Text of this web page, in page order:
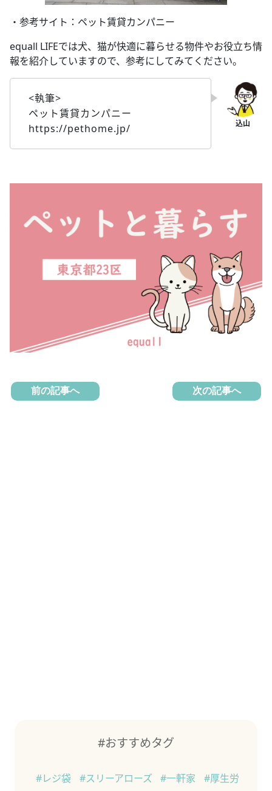
・参考サイト：ペット賃貸カンパニー
equall LIFEでは犬、猫が快適に暮らせる物件やお役立ち情
報を紹介していますので、参考にしてみてください。
<執筆>
ペット賃貸カンパニー
https://pethome.jp/
前の記事へ 次の記事へ
#おすすめタグ
#レジ袋 #スリーアローズ #一軒家
#厚生労